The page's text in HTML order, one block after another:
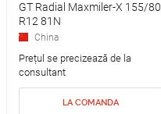
GT Radial Maxmiler-X 155/80
R12 81N
China
Prețul se precizează de la
consultant
LA COMANDA